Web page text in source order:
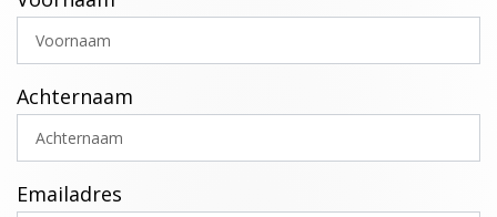
Achternaam
Emailadres